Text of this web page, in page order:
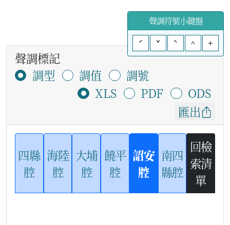
聲調符號小鍵盤
ˊ
ˇ ˋ ^ +
聲調標記
調型
調值
調號
XLS
PDF
ODS
匯出
四縣
腔
海陸
腔
大埔
腔
饒平
腔
詔安
腔
南四
縣腔
回檢
索清
單